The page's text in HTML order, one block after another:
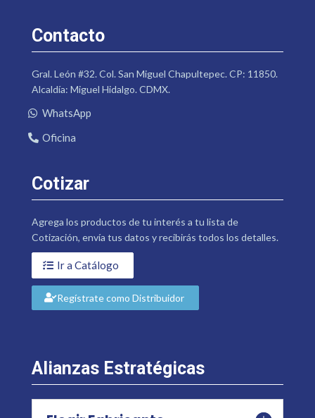
Contacto
Gral. León #32. Col. San Miguel Chapultepec. CP: 11850.
Alcaldía: Miguel Hidalgo. CDMX.
WhatsApp
Oficina
Cotizar
Agrega los productos de tu interés a tu lista de
Cotización, envía tus datos y recibirás todos los detalles.
Ir a Catálogo
Regístrate como Distribuidor
Alianzas Estratégicas